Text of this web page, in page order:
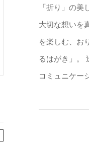
「折り」の
大切な想いを
を楽しむ、お
るはがき」。
コミュニケー